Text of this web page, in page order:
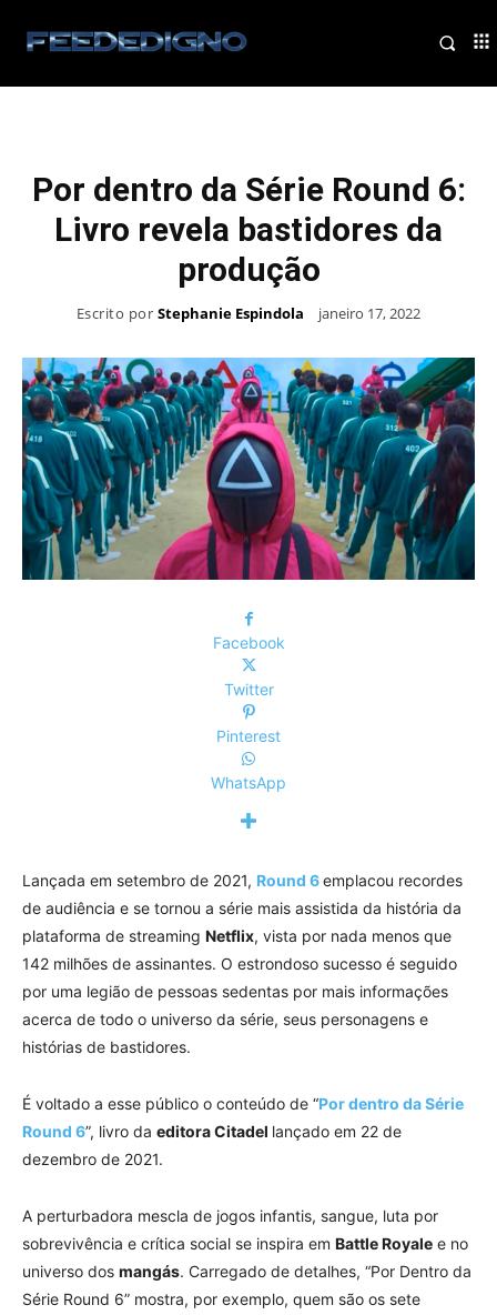
Por dentro da Série Round 6:
Livro revela bastidores da
produção
Escrito por Stephanie Espindola janeiro 17, 2022
Facebook
Twitter
Pinterest
WhatsApp
Lançada em setembro de 2021, Round 6emplacou recordes
de audiência e se tornou a série mais assistida da história da
plataforma de streaming Netflix, vista por nada menos que
142 milhões de assinantes. O estrondoso sucesso é seguido
por uma legião de pessoas sedentas por mais informações
acerca de todo o universo da série, seus personagens e
histórias de bastidores.
É voltado a esse público o conteúdo de “Por dentro da Série
Round 6”, livro da editora Citadel lançado em 22 de
dezembro de 2021.
A perturbadora mescla de jogos infantis, sangue, luta por
sobrevivência e crítica social se inspira em Battle Royale e no
universo dos mangás. Carregado de detalhes, “Por Dentro da
Série Round 6” mostra, por exemplo, quem são os sete